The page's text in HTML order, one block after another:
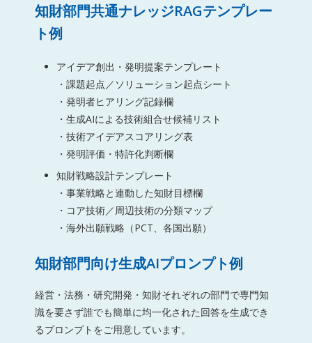
知財部門共通ナレッジRAGテンプレー
ト例
アイデア創出・発明提案テンプレート
・課題起点／ソリューション起点シート
・発明者ヒアリング記録欄
・生成AIによる技術組合せ候補リスト
・技術アイデアスコアリング表
・発明評価・特許化判断欄
知財戦略設計テンプレート
・事業戦略と連動した知財目標欄
・コア技術／周辺技術の分類マップ
・海外出願戦略（PCT、各国出願）
知財部門向け生成AIプロンプト例
経営・法務・研究開発・知財それぞれの部門で専門知
識を要さず誰でも簡単に均一化された回答を生成でき
るプロンプトをご用意しています。